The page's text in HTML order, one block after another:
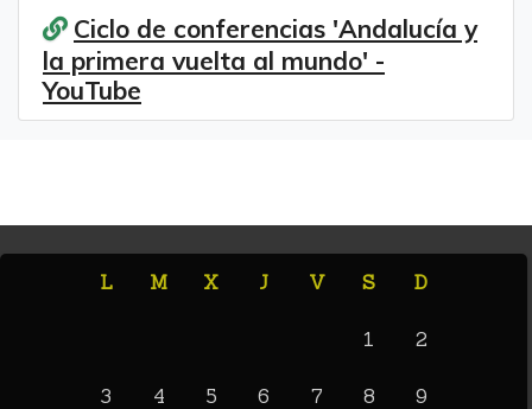
Ciclo de conferencias 'Andalucía y
la primera vuelta al mundo' -
YouTube
L M X J V S D
1 2
3 4 5 6 7 8 9